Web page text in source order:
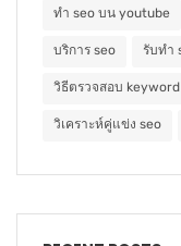
ทำ seo บน youtube
บริการ seo รับทำ
วิธีตรวจสอบ
วิเคราะห์คู่แข่ง seo